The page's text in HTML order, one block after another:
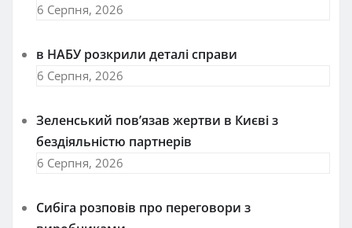
6 Серпня, 2026
в НАБУ розкрили деталі справи
6 Серпня, 2026
Зеленський пов’язав жертви в Києві з
бездіяльністю партнерів
6 Серпня, 2026
Сибіга розповів про переговори з